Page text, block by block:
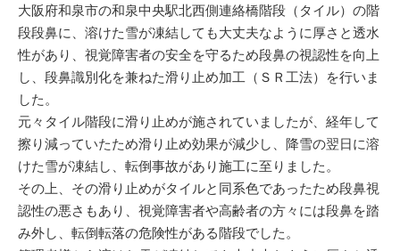
大阪府和泉市の和泉中央駅北西側連絡橋階段（タイル）の階
段段鼻に、溶けた雪が凍結しても大丈夫なように厚さと透水
性があり、視覚障害者の安全を守るため段鼻の視認性を向上
し、段鼻識別化を兼ねた滑り止め加工（ＳＲ工法）を行いま
した。
元々タイル階段に滑り止めが施されていましたが、経年して
擦り減っていたため滑り止め効果が減少し、降雪の翌日に溶
けた雪が凍結­し、転倒事故があり施工に至りました。
その上、その滑り止めがタイルと同系色であったため段鼻視
認性の悪さもあり、視覚障害者や高齢者の方々には段鼻を踏
み外し、転倒転落の危険性がある階­段でした。